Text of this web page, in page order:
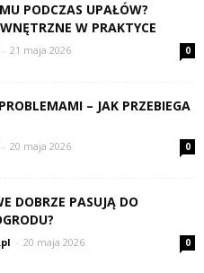
PODCZAS UPAŁÓW?
W PRAKTYCE
- 21 maja 2026 0
– JAK PRZEBIEGA
- 20 maja 2026 0
DOBRZE PASUJĄ DO
- 20 maja 2026 0